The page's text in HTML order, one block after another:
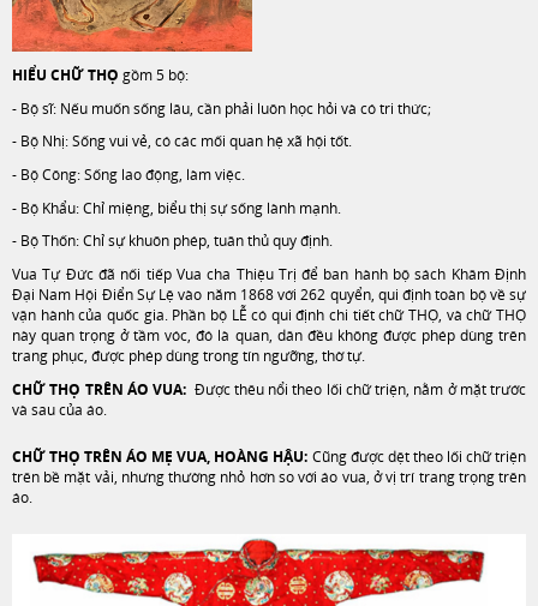
HIỂU CHỮ THỌ gồm 5 bộ:
- Bộ sĩ: Nếu muốn sống lâu, cần phải luôn học hỏi và có tri thức;
- Bộ Nhị: Sống vui vẻ, có các mối quan hệ xã hội tốt.
- Bộ Công: Sống lao động, làm việc.
- Bộ Khẩu:Chỉ miệng, biểu thị sựsống lành mạnh.
- Bộ Thốn: Chỉ sự khuôn phép, tuân thủ quy định.
Vua Tự Đức đã nối tiếp Vua cha Thiệu Trị để ban hành bộ sách Khâm Định
Đại Nam Hội Điển Sự Lệ vào năm 1868 với 262 quyển, qui định toàn bộ về sự
vận hành của quốc gia. Phần bộ LỄ có qui định chi tiết chữ THỌ, và chữ THỌ
này quan trọng ở tầm vóc, đó là quan, dân đều không được phép dùng trên
trang phục, được phép dùng trong tín ngưỡng, thờ tự.
CHỮ THỌ TRÊN ÁO VUA: Được thêu nổi theo lối chữ triện, nằm ở mặt trước
và sau của áo.
CHỮ THỌ TRÊN ÁO MẸ VUA, HOÀNG HẬU: Cũng được dệt theo lối chữ triện
trên bề mặt vải, nhưng thường nhỏ hơn so với áo vua, ở vị trí trang trọng trên
áo.